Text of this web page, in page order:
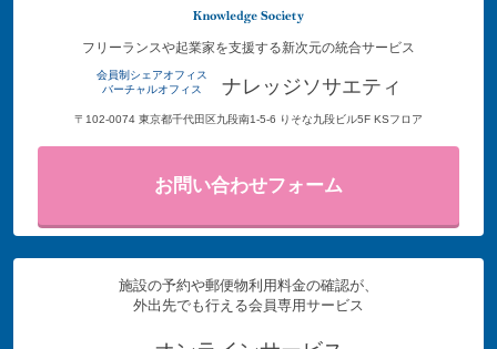
フリーランスや起業家を支援する新次元の統合サービス
会員制シェアオフィス
バーチャルオフィス
ナレッジソサエティ
〒102-0074 東京都千代田区九段南1-5-6 りそな九段ビル5F KSフロア
お問い合わせフォーム
施設の予約や郵便物利用料金の確認が、
外出先でも行える会員専用サービス